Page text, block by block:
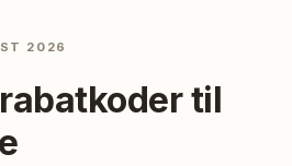
2026
til